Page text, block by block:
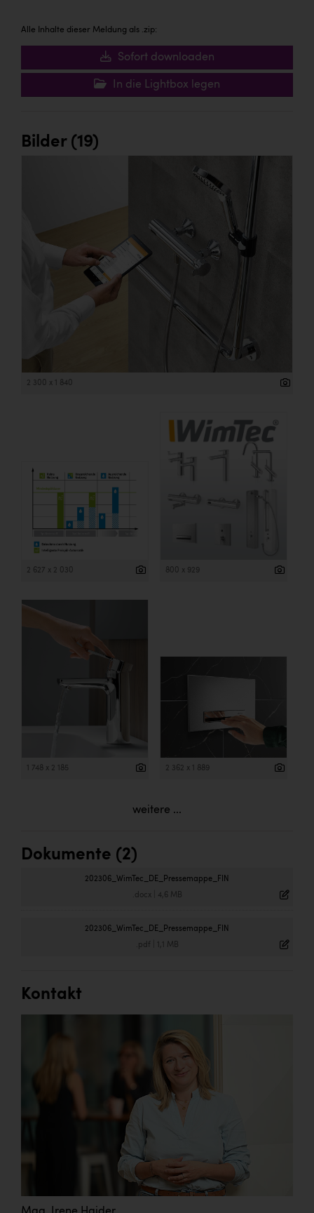
Alle Inhalte dieser Meldung als .zip:
Sofort downloaden
In die Lightbox legen
Bilder (19)
2 300 x 1 840
2 627 x 2 030 800 x 929
1 748 x 2 185 2 362 x 1 889
weitere ...
Dokumente (2)
202306_WimTec_DE_Pressemappe_FIN
.docx| 4,6 MB
202306_WimTec_DE_Pressemappe_FIN
.pdf 1,1 MB
Kontakt